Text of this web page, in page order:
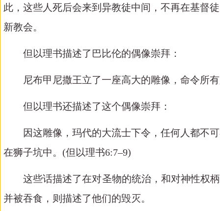
此，这些人死后会来到异教徒中间，不再在基督
新教会。
但以理书描述了巴比伦的偶像崇拜：
尼布甲尼撒王立了一座高大的雕像，命令所
但以理书还描述了这个偶像崇拜：
因这雕像，玛代的大流士下令，任何人都不
在狮子坑中。 (但以理书6:7–9)
这些话描述了在对圣物的统治，和对神性权
并被吞食，则描述了他们的毁灭。